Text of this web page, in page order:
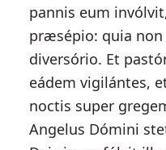
pannis eum
præsépio: quia
diversório. Et
eádem vigilántes,
noctis super
Angelus Dómini